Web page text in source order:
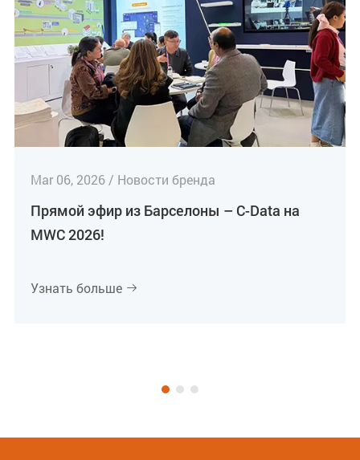
Mar 06, 2026 / Новости бренда
Прямой эфир из Барселоны – C-Data на
MWC 2026!
Узнать больше 